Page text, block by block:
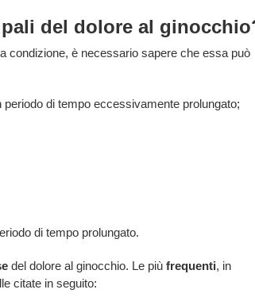
del dolore al
condizione, è necessario sapere che essa può
di tempo eccessivamente prolungato;
di tempo prolungato.
del dolore al ginocchio. Le più frequenti, in
citate in seguito: